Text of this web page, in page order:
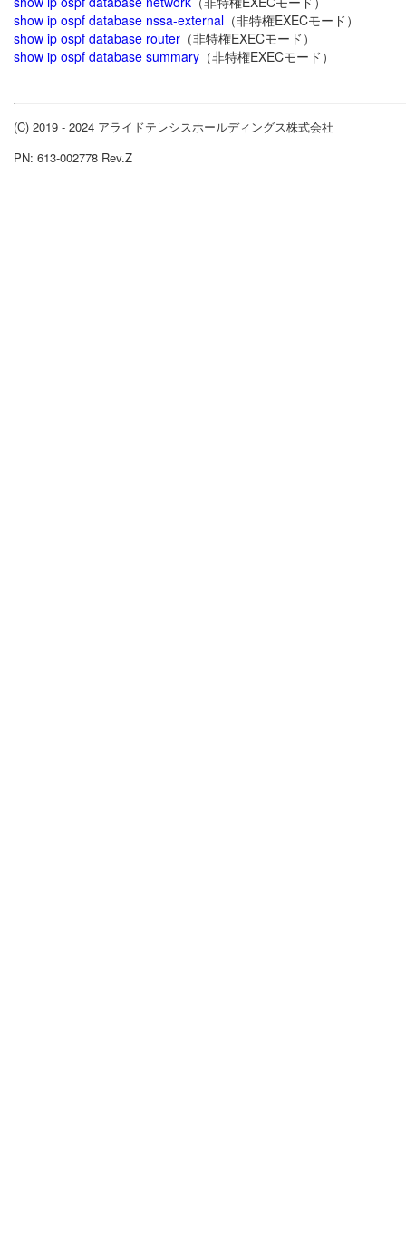
show ip ospf database nssa-external （非特権EXECモード）
show ip ospf database router （非特権EXECモード）
show ip ospf database summary （非特権EXECモード）
(C) 2019 - 2024 アライドテレシスホールディングス株式会社
PN: 613-002778 Rev.Z